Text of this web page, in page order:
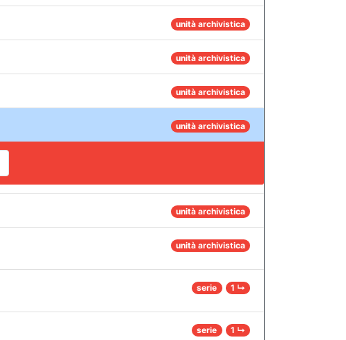
unità archivistica
unità archivistica
unità archivistica
unità archivistica
unità archivistica
unità archivistica
serie 1 ↳
serie 1 ↳